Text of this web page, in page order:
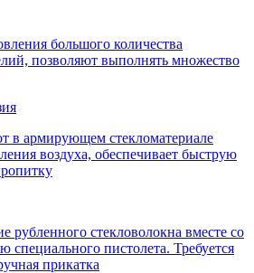
большого количества
позволяют выполнять множество
в армирующем стекломатериале
воздуха, обеспечивает быструю
рубленного стекловолокна вместе со
специального пистолета. Требуется
прикатка